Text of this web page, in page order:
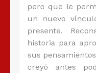
pero que le
un nuevo
presente.
historia para
sus
creyó antes